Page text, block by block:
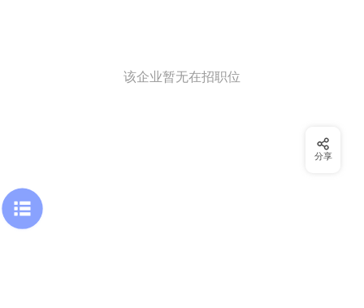
该企业暂无在招职位
分享